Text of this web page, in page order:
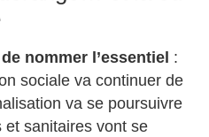
nommer l’essentiel :
sociale va continuer de
va se poursuivre
sanitaires vont se